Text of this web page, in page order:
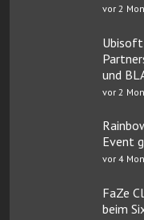
vor 2
und
vor 2
Event
vor 4
FaZe
beim